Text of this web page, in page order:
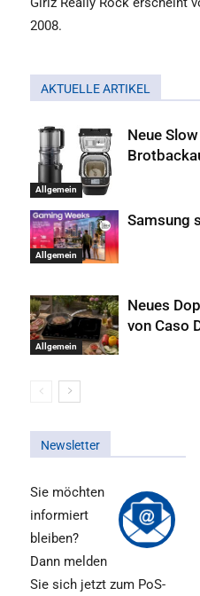
2008.
AKTUELLE ARTIKEL
Allgemein
Neue
Allgemein
Samsung
Allgemein
Neues
von Caso
Newsletter
Sie möchten
informiert
bleiben?
Dann melden
Sie sich jetzt zum PoS-